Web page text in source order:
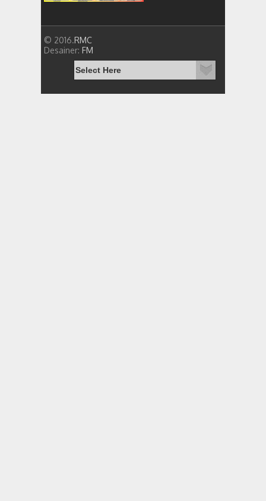
© 2016.RMC
Desainer: FM